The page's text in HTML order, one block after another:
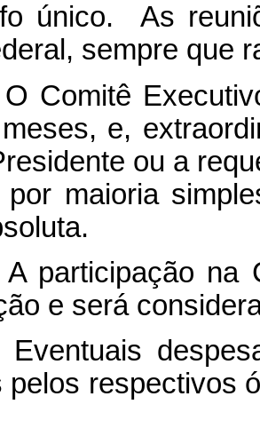
único. As
sempre que
Comitê
e,
ou a
por maioria
participação na
e será
pelos respectivos